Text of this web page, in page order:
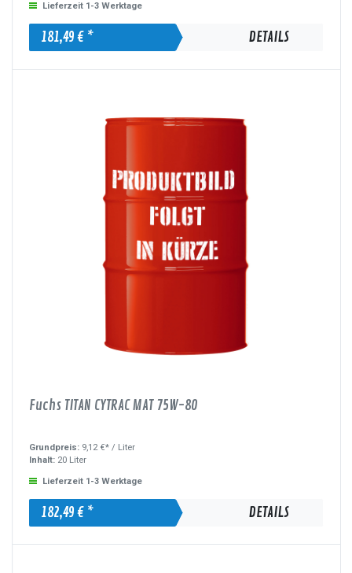
Lieferzeit 1-3 Werktage
181,49 € * DETAILS
Fuchs TITAN CYTRAC MAT 75W-80
Grundpreis: 9,12 €* / Liter
Inhalt: 20 Liter
Lieferzeit 1-3 Werktage
182,49 € * DETAILS